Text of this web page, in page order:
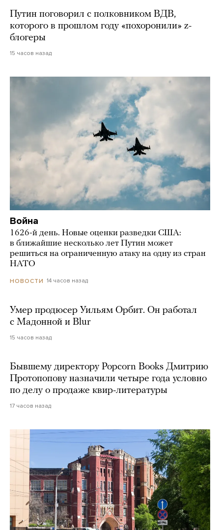
Путин поговорил с полковником ВДВ,
которого в прошлом году «похоронили» z-
блогеры
15 часов назад
Война
1626-й день. Новые оценки разведки США:
в ближайшие несколько лет Путин может
решиться на ограниченную атаку на одну из стран
НАТО
НОВОСТИ 14 часов назад
Умер продюсер Уильям Орбит. Он работал
с Мадонной и Blur
15 часов назад
Бывшему директору Popcorn Books Дмитрию
Протопопову назначили четыре года условно
по делу о продаже квир-литературы
17 часов назад